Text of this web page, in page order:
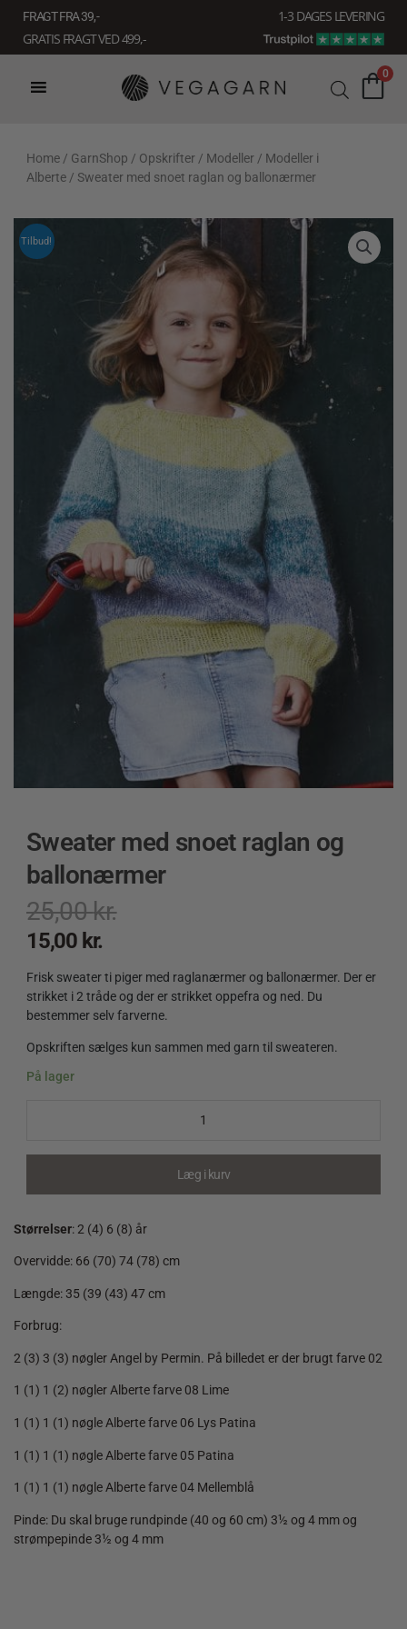
indholdet
FRAGT FRA 39, -
1-3 DAGES LEVERING
GRATIS FRAGT VED 499,-
0
Home / GarnShop / Opskrifter / Modeller / Modeller i
Alberte / Sweater med snoet raglan og ballonærmer
Tilbud!
Sweater med snoet raglan og
ballonærmer
25,00kr.
15,00 kr.
Frisk sweater ti piger med raglanærmer og ballonærmer. Der er
strikket i 2 tråde og der er strikket oppefra og ned. Du
bestemmer selv farverne.
Opskriften sælges kun sammen med garn til sweateren.
På lager
Sweater
Læg i kurv
Størrelser: 2 (4) 6 (8) år
Overvidde: 66 (70) 74 (78) cm
Længde: 35 (39 (43) 47 cm
Forbrug:
2 (3) 3 (3) nøgler Angel by Permin. På billedet er der brugt farve 02
1 (1) 1 (2) nøgler Alberte farve 08 Lime
1 (1) 1 (1) nøgle Alberte farve 06 Lys Patina
1 (1) 1 (1) nøgle Alberte farve 05 Patina
1 (1) 1 (1) nøgle Alberte farve 04 Mellemblå
Pinde: Du skal bruge rundpinde (40 og 60 cm) 3½ og 4 mm og
strømpepinde 3½ og 4 mm